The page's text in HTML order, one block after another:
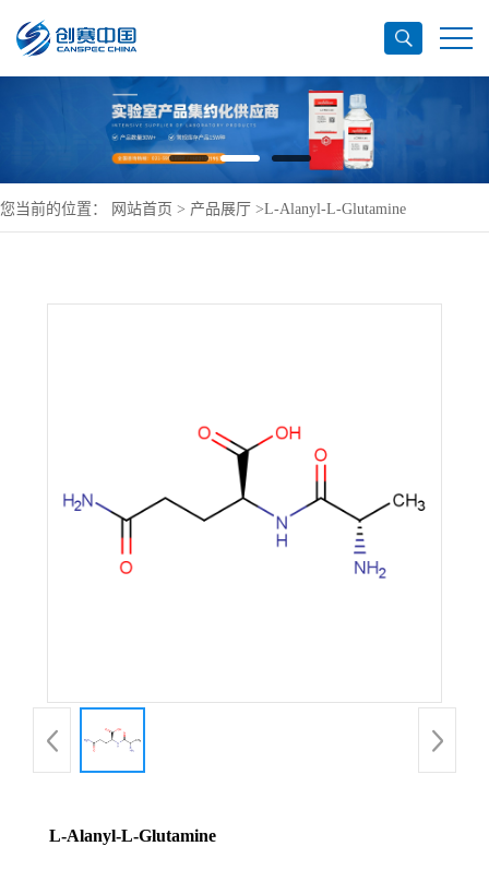
您当前的位置： 网站首页 > 产品展厅 >L-Alanyl-L-Glutamine
L-Alanyl-L-Glutamine